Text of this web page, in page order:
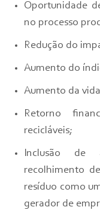
Oportunidade
no processo
Redução do
Aumento do
Aumento da
Retorno
recicláveis;
Inclusão de
recolhimento
resíduo como
gerador de